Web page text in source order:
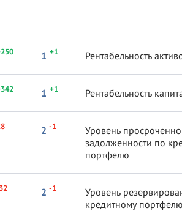
1 +1 Рентабельность
1 +1 Рентабельность
2 -1
Уровень
задолженности по
портфелю
2 -1
Уровень
кредитному портфелю